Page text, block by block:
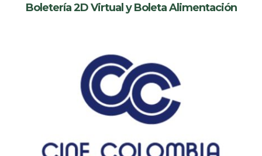
Boletería 2D Virtual y Boleta Alimentación